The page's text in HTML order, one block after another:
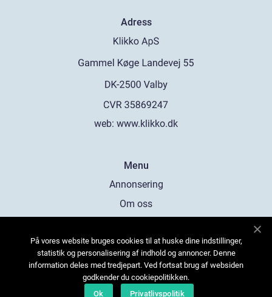
Adress
web: www.klikko.dk
Menu
Annonsering
Om oss
Kontakta oss
Sitemap
På vores website bruges cookies til at huske dine indstillinger,
statistik og personalisering af indhold og annoncer. Denne
information deles med tredjepart. Ved fortsat brug af websiden
godkender du cookiepolitikken.
Ok
Privatlivspolitik